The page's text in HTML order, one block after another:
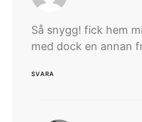
Så snygg! fick hem
med dock en annan
SVARA